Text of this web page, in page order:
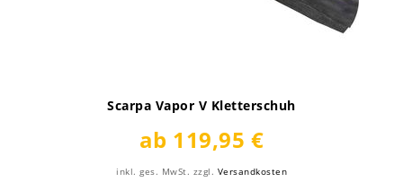
Scarpa Vapor V Kletterschuh
ab 119,95 €
inkl. ges. MwSt. zzgl. Versandkosten